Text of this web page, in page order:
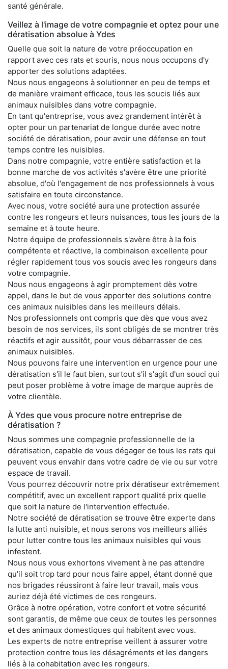
santé générale.
Veillez à l'image de votre compagnie et optez pour une
dératisation absolue à Ydes
Quelle que soit la nature de votre préoccupation en
rapport avec ces rats et souris, nous nous occupons d'y
apporter des solutions adaptées.
Nous nous engageons à solutionner en peu de temps et
de manière vraiment efficace, tous les soucis liés aux
animaux nuisibles dans votre compagnie.
En tant qu'entreprise, vous avez grandement intérêt à
opter pour un partenariat de longue durée avec notre
société de dératisation, pour avoir une défense en tout
temps contre les nuisibles.
Dans notre compagnie, votre entière satisfaction et la
bonne marche de vos activités s'avère être une priorité
absolue, d'où l'engagement de nos professionnels à vous
satisfaire en toute circonstance.
Avec nous, votre société aura une protection assurée
contre les rongeurs et leurs nuisances, tous les jours de la
semaine et à toute heure.
Notre équipe de professionnels s'avère être à la fois
compétente et réactive, la combinaison excellente pour
régler rapidement tous vos soucis avec les rongeurs dans
votre compagnie.
Nous nous engageons à agir promptement dès votre
appel, dans le but de vous apporter des solutions contre
ces animaux nuisibles dans les meilleurs délais.
Nos professionnels ont compris que dès que vous avez
besoin de nos services, ils sont obligés de se montrer très
réactifs et agir aussitôt, pour vous débarrasser de ces
animaux nuisibles.
Nous pouvons faire une intervention en urgence pour une
dératisation s'il le faut bien, surtout s'il s'agit d'un souci qui
peut poser problème à votre image de marque auprès de
votre clientèle.
À Ydes que vous procure notre entreprise de
dératisation ?
Nous sommes une compagnie professionnelle de la
dératisation, capable de vous dégager de tous les rats qui
peuvent vous envahir dans votre cadre de vie ou sur votre
espace de travail.
Vous pourrez découvrir notre prix dératiseur extrêmement
compétitif, avec un excellent rapport qualité prix quelle
que soit la nature de l'intervention effectuée.
Notre société de dératisation se trouve être experte dans
la lutte anti nuisible, et nous serons vos meilleurs alliés
pour lutter contre tous les animaux nuisibles qui vous
infestent.
Nous nous vous exhortons vivement à ne pas attendre
qu'il soit trop tard pour nous faire appel, étant donné que
nos brigades réussiront à faire leur travail, mais vous
auriez déjà été victimes de ces rongeurs.
Grâce à notre opération, votre confort et votre sécurité
sont garantis, de même que ceux de toutes les personnes
et des animaux domestiques qui habitent avec vous.
Les experts de notre entreprise veillent à assurer votre
protection contre tous les désagréments et les dangers
liés à la cohabitation avec les rongeurs.